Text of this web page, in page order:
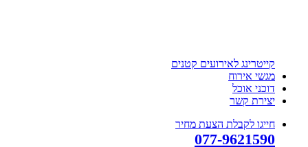
קייטרינג לאירועים קטנים
מגשי אירוח
דוכני אוכל
יצירת קשר
חייגו לקבלת הצעת מחיר
077-9621590